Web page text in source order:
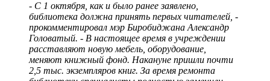
- С 1 октября, как и было ранее заявлено,
библиотека должна принять первых читателей, -
прокомментировал мэр Биробиджана Александр
Головатый. - В настоящее время в учреждении
расставляют новую мебель, оборудование,
меняют книжный фонд. Накануне пришли почти
2,5 тыс. экземпляров книг. За время ремонта